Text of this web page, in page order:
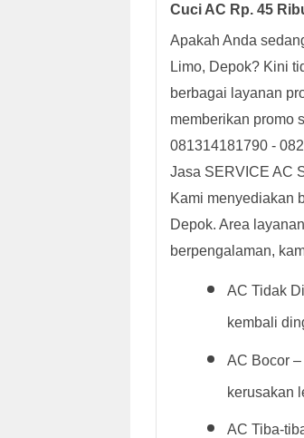
Cuci AC Rp. 45
Apakah Anda
Limo, Depok? Kini
berbagai layanan
memberikan promo
081314181790 -
Jasa SERVICE AC
Kami menyediakan
Depok. Area
berpengalaman,
AC Tidak
kembali
AC Bocor
kerusakan
AC Tiba-